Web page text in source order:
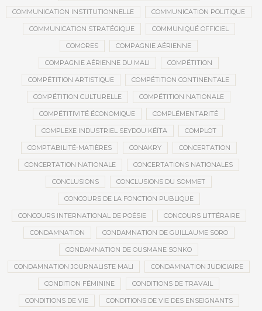
COMMUNICATION INSTITUTIONNELLE COMMUNICATION POLITIQUE
COMMUNICATION STRATÉGIQUE COMMUNIQUÉ OFFICIEL
COMORES COMPAGNIE AÉRIENNE
COMPAGNIE AÉRIENNE DU MALI COMPÉTITION
COMPÉTITION ARTISTIQUE COMPÉTITION CONTINENTALE
COMPÉTITION CULTURELLE COMPÉTITION NATIONALE
COMPÉTITIVITÉ ÉCONOMIQUE COMPLÉMENTARITÉ
COMPLEXE INDUSTRIEL SEYDOU KÉÏTA COMPLOT
COMPTABILITÉ-MATIÈRES CONAKRY CONCERTATION
CONCERTATION NATIONALE CONCERTATIONS NATIONALES
CONCLUSIONS CONCLUSIONS DU SOMMET
CONCOURS DE LA FONCTION PUBLIQUE
CONCOURS INTERNATIONAL DE POÉSIE CONCOURS LITTÉRAIRE
CONDAMNATION CONDAMNATION DE GUILLAUME SORO
CONDAMNATION DE OUSMANE SONKO
CONDAMNATION JOURNALISTE MALI CONDAMNATION JUDICIAIRE
CONDITION FÉMININE CONDITIONS DE TRAVAIL
CONDITIONS DE VIE CONDITIONS DE VIE DES ENSEIGNANTS